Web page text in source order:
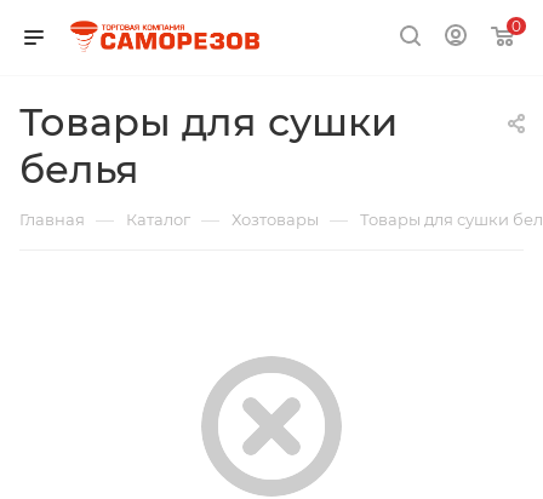
0
Товары для сушки
белья
Главная — Каталог — Хозтовары — Товары для сушки